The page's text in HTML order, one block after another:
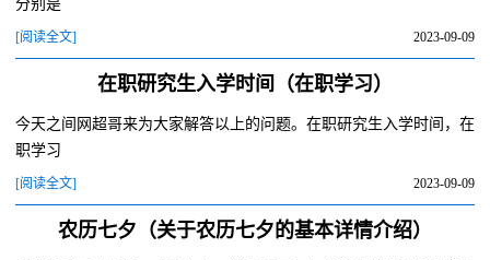
分别是
[阅读全文] 2023-09-09
在职研究生入学时间（在职学习）
今天之间网超哥来为大家解答以上的问题。在职研究生入学时间，在
职学习
[阅读全文] 2023-09-09
农历七夕（关于农历七夕的基本详情介绍）